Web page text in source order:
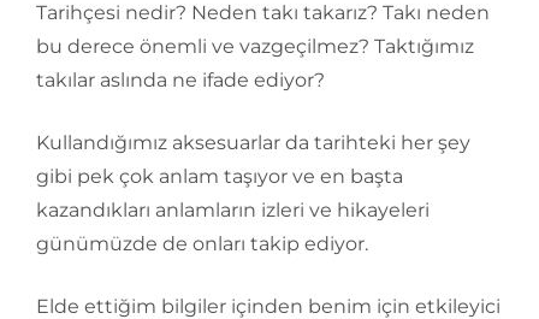
Tarihçesi nedir? Neden takı takarız? Takı neden
bu derece önemli ve vazgeçilmez? Taktığımız
takılar aslında ne ifade ediyor?
Kullandığımız aksesuarlar da tarihteki her şey
gibi pek çok anlam taşıyor ve en başta
kazandıkları anlamların izleri ve hikayeleri
günümüzde de onları takip ediyor.
Elde ettiğim bilgiler içinden benim için etkileyici